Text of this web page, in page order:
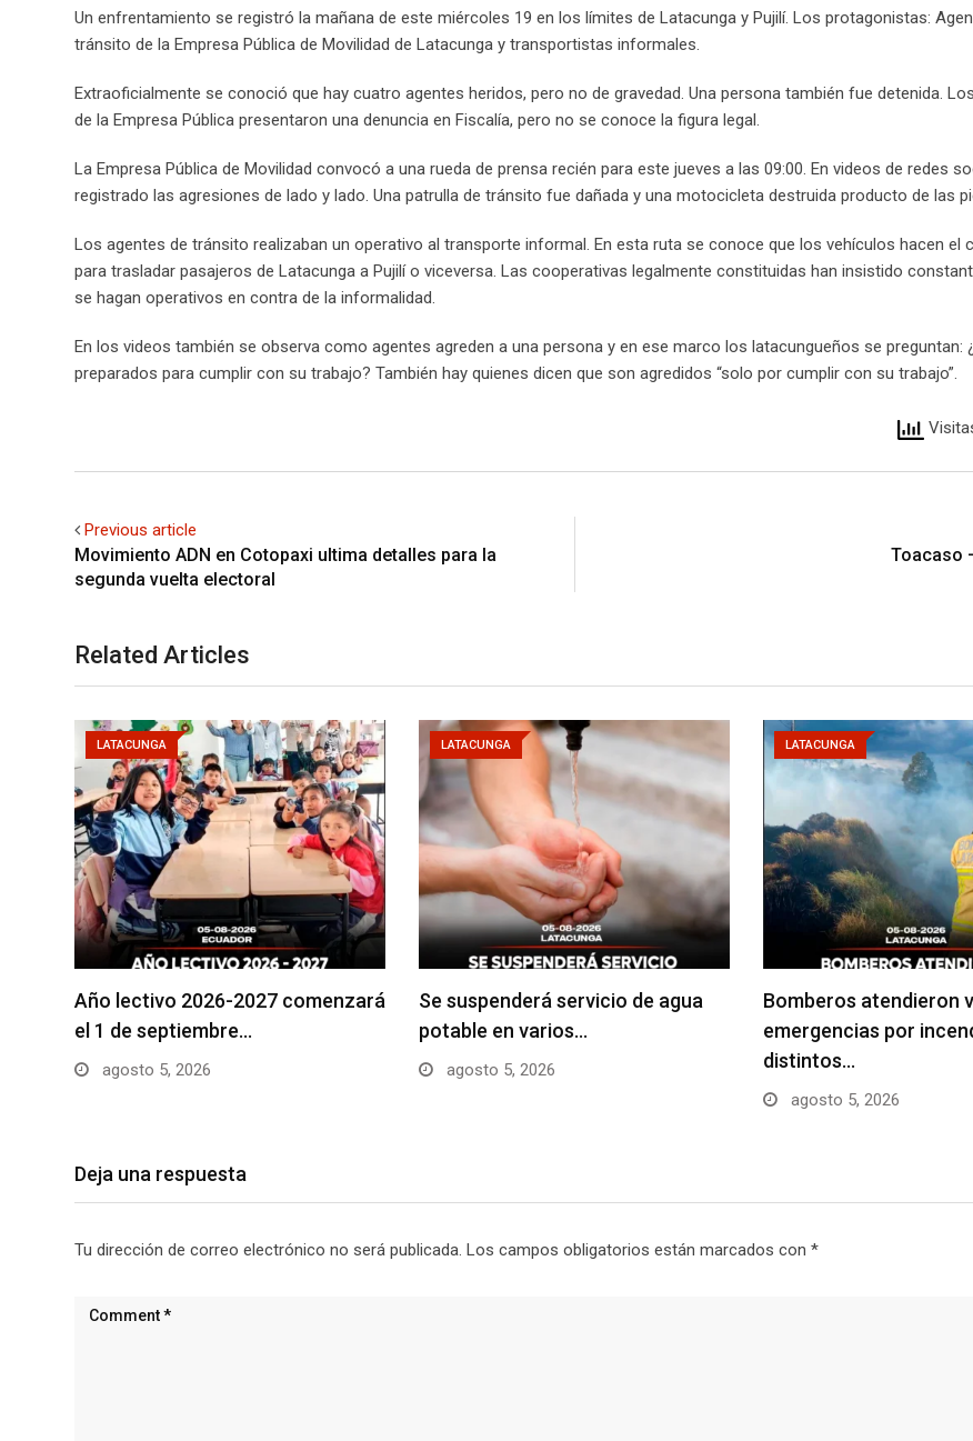
Un enfrentamiento se registró la mañana de este miércoles 19 en los límites de Latacunga y Pujilí. Los protagonistas:
tránsito de la Empresa Pública de Movilidad de Latacunga y transportistas informales.
Extraoficialmente se conoció que hay cuatro agentes heridos, pero no de gravedad. Una persona también fue detenida.
de la Empresa Pública presentaron una denuncia en Fiscalía, pero no se conoce la figura legal.
La Empresa Pública de Movilidad convocó a una rueda de prensa recién para este jueves a las 09:00. En videos de redes
registrado las agresiones de lado y lado. Una patrulla de tránsito fue dañada y una motocicleta destruida producto de las
Los agentes de tránsito realizaban un operativo al transporte informal. En esta ruta se conoce que los vehículos hacen el
para trasladar pasajeros de Latacunga a Pujilí o viceversa. Las cooperativas legalmente constituidas han insistido
se hagan operativos en contra de la informalidad.
En los videos también se observa como agentes agreden a una persona y en ese marco los latacungueños se preguntan:
preparados para cumplir con su trabajo? También hay quienes dicen que son agredidos “solo por cumplir con su trabajo”.
Previous article
Movimiento ADN en Cotopaxi ultima detalles para la
segunda vuelta electoral
Toacaso
Related Articles
LATACUNGA
Año lectivo 2026-2027 comenzará
el 1 de septiembre…
agosto 5, 2026
LATACUNGA
Se suspenderá servicio de agua
potable en varios…
agosto 5, 2026
LATACUNGA
Bomberos atendieron
emergencias por
distintos…
agosto 5, 2026
Deja una respuesta
Tu dirección de correo electrónico no será publicada. Los campos obligatorios están marcados con *